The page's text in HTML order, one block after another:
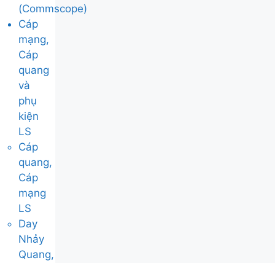
(Commscope)
Cáp
mạng,
Cáp
quang
và
phụ
kiện
LS
Cáp
quang,
Cáp
mạng
LS
Day
Nhảy
Quang,